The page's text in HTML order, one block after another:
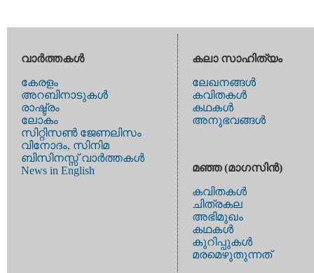
വാര്‍ത്തകള്‍
കേരളം
അറബിനാടുകള്‍
രാഷ്ട്രം
ലോകം
സിറ്റിസണ്‍ ജേണലിസം
വിനോദം, സിനിമ
ബിസിനസ്സ് വാര്‍ത്തകള്‍
News in English
കലാ സാഹിത്യം
ലേഖനങ്ങള്‍
കവിതകള്‍
കഥകള്‍
അനുഭവങ്ങള്‍
മഞ്ഞ (മാഗസിന്‍)
കവിതകള്‍
ചിത്രകല
അഭിമുഖം
കഥകള്‍
കുറിപ്പുകള്‍
മരമെഴുതുന്നത്